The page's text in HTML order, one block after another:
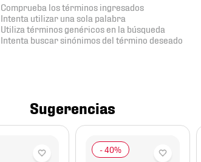
Comprueba los términos ingresados
Intenta utilizar una sola palabra
Utiliza términos genéricos en la búsqueda
Intenta buscar sinónimos del término deseado
Sugerencias